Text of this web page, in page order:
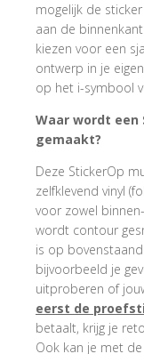
mogelijk de
aan de
kiezen voor een
ontwerp in je
op het i-symbool
Waar wordt een
gemaakt?
Deze StickerOp
zelfklevend vinyl
voor zowel
wordt contour
is op
bijvoorbeeld je
uitproberen of
eerst de
betaalt, krijg je
Ook kan je met de